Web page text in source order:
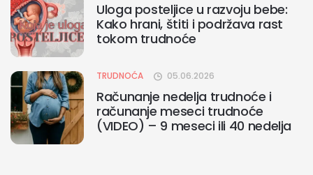
Uloga posteljice u razvoju bebe:
Kako hrani, štiti i podržava rast
tokom trudnoće
TRUDNOĆA 05.06.2026
Računanje nedelja trudnoće i
računanje meseci trudnoće
(VIDEO) – 9 meseci ili 40 nedelja